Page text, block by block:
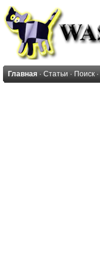
Главная · Статьи · Поиск ·